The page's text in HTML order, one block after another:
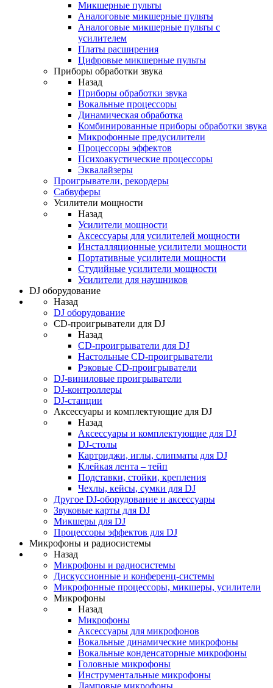
Микшерные пульты
Аналоговые микшерные пульты
Аналоговые микшерные пульты с
усилителем
Платы расширения
Цифровые микшерные пульты
Приборы обработки звука
Назад
Приборы обработки звука
Вокальные процессоры
Динамическая обработка
Комбинированные приборы обработки звука
Микрофонные предусилители
Процессоры эффектов
Психоакустические процессоры
Эквалайзеры
Проигрыватели, рекордеры
Сабвуферы
Усилители мощности
Назад
Усилители мощности
Аксессуары для усилителей мощности
Инсталляционные усилители мощности
Портативные усилители мощности
Студийные усилители мощности
Усилители для наушников
DJ оборудование
Назад
DJ оборудование
CD-проигрыватели для DJ
Назад
CD-проигрыватели для DJ
Настольные CD-проигрыватели
Рэковые CD-проигрыватели
DJ-виниловые проигрыватели
DJ-контроллеры
DJ-станции
Аксессуары и комплектующие для DJ
Назад
Аксессуары и комплектующие для DJ
DJ-столы
Картриджи, иглы, слипматы для DJ
Клейкая лента – тейп
Подставки, стойки, крепления
Чехлы, кейсы, сумки для DJ
Другое DJ-оборудование и аксессуары
Звуковые карты для DJ
Микшеры для DJ
Процессоры эффектов для DJ
Микрофоны и радиосистемы
Назад
Микрофоны и радиосистемы
Дискуссионные и конференц-системы
Микрофонные процессоры, микшеры, усилители
Микрофоны
Назад
Микрофоны
Аксессуары для микрофонов
Вокальные динамические микрофоны
Вокальные конденсаторные микрофоны
Головные микрофоны
Инструментальные микрофоны
Ламповые микрофоны